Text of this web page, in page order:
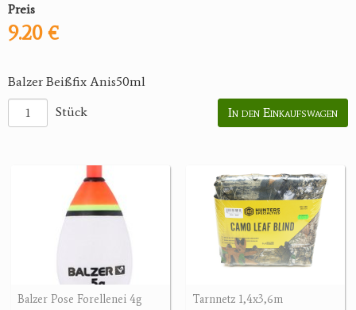
Preis
9.20 €
Balzer Beißfix Anis50ml
Stück
In den Einkaufswagen
Balzer Pose Forellenei 4g Tarnnetz 1,4x3,6m